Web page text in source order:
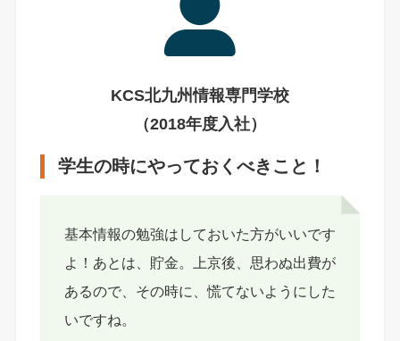
KCS北九州情報専門学校
（2018年度入社）
学生の時にやっておくべきこと！
基本情報の勉強はしておいた方がいいです
よ！あとは、貯金。上京後、思わぬ出費が
あるので、その時に、慌てないようにした
いですね。